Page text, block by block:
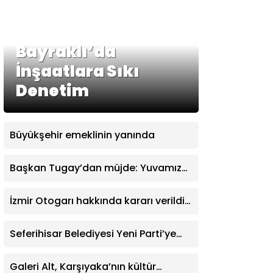
Bayraklı’da
İnşaatlara Sıkı
Denetim
Büyükşehir emeklinin yanında
Başkan Tugay’dan müjde: Yuvamız
indirildi
İzmir Otogarı hakkında kararı verildi:
Seferihisar Belediyesi Yeni Parti’ye
Galeri Alt, Karşıyaka’nın kültür